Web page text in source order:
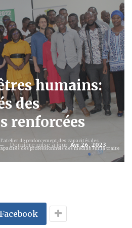
humains:
des
renforcées
Dernière mise à jour Avr 26, 2023
de renforcement des capacités des
des professionnels des médias sur la traite
Facebook